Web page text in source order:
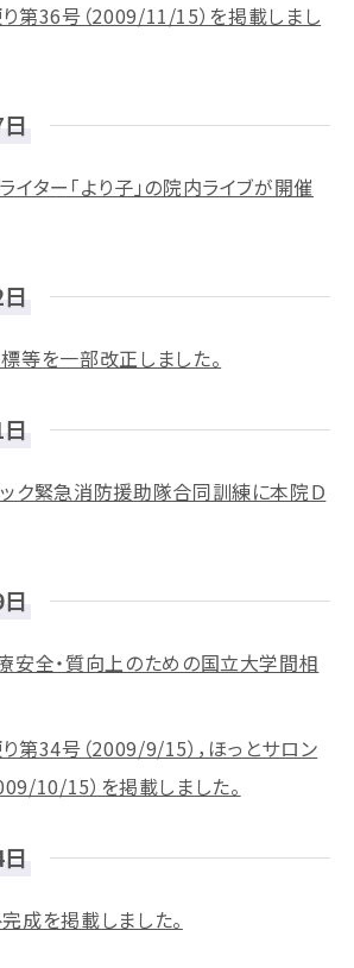
第36号（2009/11/15）を掲載しまし
イター「より子」の院内ライブが開催
等を一部改正しました。
ク緊急消防援助隊合同訓練に本院Ｄ
安全・質向上のための国立大学間相
第34号（2009/9/15），ほっとサロン
10/15）を掲載しました。
成を掲載しました。